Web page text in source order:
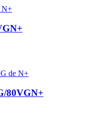
N+
80VGN+